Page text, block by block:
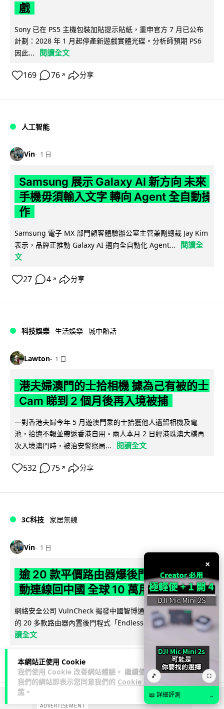
本網站正使用 Cookie
我們使用 Cookie 改善網站體驗。 繼續使用
我們的網站即表示您同意我們的 Cookie 政
策 。
戲
Sony 已在 PS5 主機包裝加貼提示貼紙，重申官方 7 月已公布
計劃：2028 年 1 月起停產新遊戲實體光碟。分析師預期 PS6
因此...
閱讀全文
169 76 ↗ 分享
人工智能
Vin 1 日
Samsung 展示 Galaxy AI 新方向 未來
手機毋須輸入文字 轉向 Agent 全自動操
作
Samsung 電子 MX 部門顧客體驗辦公室主管兼副總裁 Jay Kim
表示，品牌正推動 Galaxy AI 邁向全自動化 Agent...
閱讀全
文
27 4 ↗ 分享
科技娛樂 生活娛樂 城中熱話
Lawton 1 日
港夫婦澳門的士拾相機 據為己有被的士
Cam 睇到 2 個月後再入境被捕
一對香港夫婦今年 5 月遊澳門乘的士拾獲他人遺留相機及電
池，拾遺不報並帶返香港自用。兩人本月 2 日經港珠澳大橋再
次入境澳門時，被治安警察局...
閱讀全文
532 75 ↗ 分享
3C科技 家居無線
Vin 1 日
逾 20 款平價路由器爆後門 每 35 秒自
動連線回中國 全球 10 萬用家私隱堪憂
網絡安全公司 VulnCheck 揭發中國智博通電子（Zbtlink）生產
的 20 多款路由器內置後門程式「Endlessdoors」（無盡... 閱
讀全文
964 221
ADVERTISEMENT
×
🎵 ⛶
📖 詳細評測 →